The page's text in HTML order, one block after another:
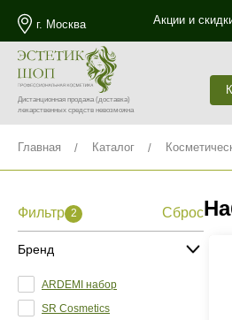
г. Москва Акции и
Дистанционная продажа(доставка)
лекарственных средств невозможна
Главная Каталог
Фильтр 2 Сброс
Бренд
ARDEMI набор
SR Cosmetics